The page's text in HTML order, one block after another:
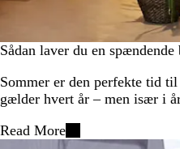
Sådan laver du en
Sommer er den perfekte tid
gælder hvert år – men især i
Read More